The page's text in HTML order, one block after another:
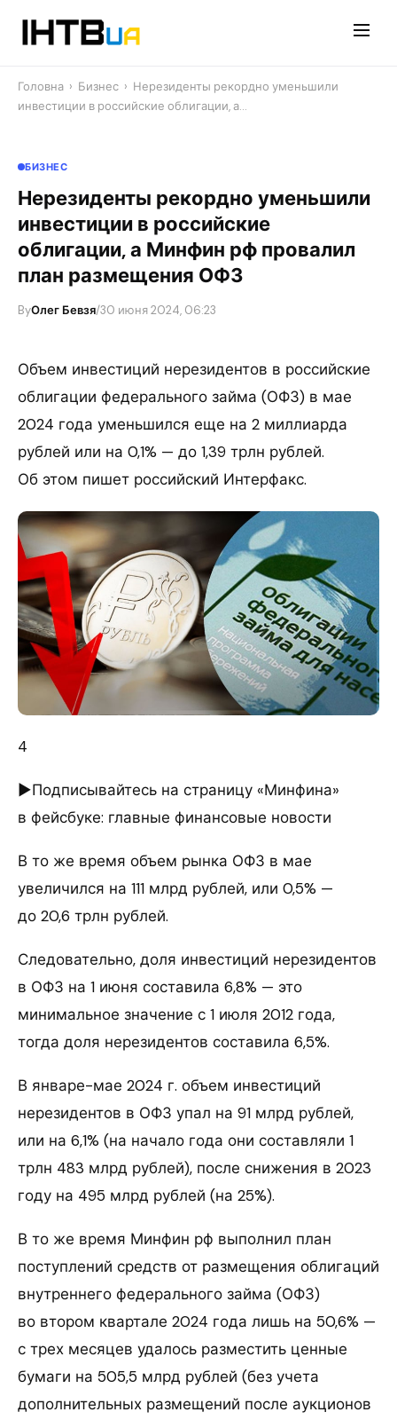
Головна › Бизнес › Нерезиденты рекордно уменьшили
инвестиции в российские облигации, а…
БИЗНЕС
Нерезиденты рекордно уменьшили
инвестиции в российские
облигации, а Минфин рф провалил
план размещения ОФЗ
ByОлег Бевзя/30 июня 2024, 06:23
Объем инвестиций нерезидентов в российские
облигации федерального займа (ОФЗ) в мае
2024 года уменьшился еще на 2 миллиарда
рублей или на 0,1% — до 1,39 трлн рублей.
Об этом пишет российский Интерфакс.
4
►Подписывайтесь на страницу «Минфина»
в фейсбуке: главные финансовые новости
В то же время объем рынка ОФЗ в мае
увеличился на 111 млрд рублей, или 0,5% —
до 20,6 трлн рублей.
Следовательно, доля инвестиций нерезидентов
в ОФЗ на 1 июня составила 6,8% — это
минимальное значение с 1 июля 2012 года,
тогда доля нерезидентов составила 6,5%.
В январе-мае 2024 г. объем инвестиций
нерезидентов в ОФЗ упал на 91 млрд рублей,
или на 6,1% (на начало года они составляли 1
трлн 483 млрд рублей), после снижения в 2023
году на 495 млрд рублей (на 25%).
В то же время Минфин рф выполнил план
поступлений средств от размещения облигаций
внутреннего федерального займа (ОФЗ)
во втором квартале 2024 года лишь на 50,6% —
с трех месяцев удалось разместить ценные
бумаги на 505,5 млрд рублей (без учета
дополнительных размещений после аукционов